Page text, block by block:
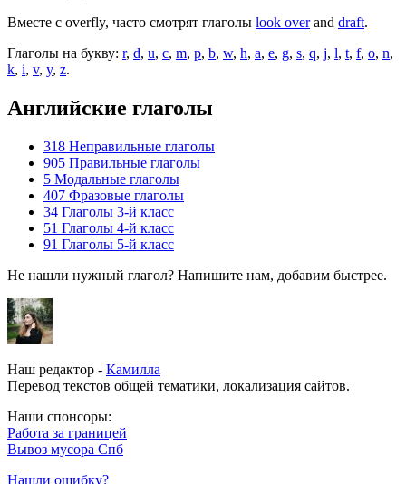
Вместе с overfly, часто смотрят глаголы look overand draft.
Глаголы на букву: r, d, u, c, m, p, b, w, h, a, e, g, s, q, j, l, t, f, o, n,
k, i, v, y, z.
Английские глаголы
318 Неправильные глаголы
905 Правильные глаголы
5 Модальные глаголы
407 Фразовые глаголы
34 Глаголы 3-й класс
51 Глаголы 4-й класс
91 Глаголы 5-й класс
Не нашли нужный глагол? Напишите нам, добавим быстрее.
Наш редактор - Камилла
Перевод текстов общей тематики, локализация сайтов.
Наши спонсоры:
Работа за границей
Вывоз мусора Спб
Нашли ошибку?